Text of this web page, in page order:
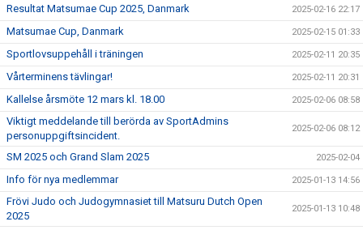
Resultat Matsumae Cup 2025, Danmark 2025-02-16 22:17
Matsumae Cup, Danmark 2025-02-15 01:33
Sportlovsuppehåll i träningen 2025-02-11 20:35
Vårterminens tävlingar! 2025-02-11 20:31
Kallelse årsmöte 12 mars kl. 18.00 2025-02-06 08:58
Viktigt meddelande till berörda av SportAdmins
personuppgiftsincident.
2025-02-06 08:12
SM 2025 och Grand Slam 2025 2025-02-04
Info för nya medlemmar 2025-01-13 14:56
Frövi Judo och Judogymnasiet till Matsuru Dutch Open
2025
2025-01-13 10:48